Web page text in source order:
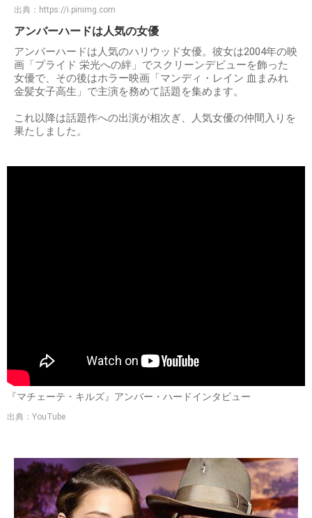
出典： https://i.pinimg.com
アンバーハードは人気の女優
アンバーハードは人気のハリウッド女優。彼女は2004年の映
画「プライド 栄光への絆」でスクリーンデビューを飾った
女優で、その後はホラー映画「マンディ・レイン 血まみれ
金髪女子高生」で主演を務めて話題を集めます。
これ以降は話題作への出演が相次ぎ、人気女優の仲間入りを
果たしました。
『マチェーテ・キルズ』アンバー・ハードインタビュー
出典：YouTube